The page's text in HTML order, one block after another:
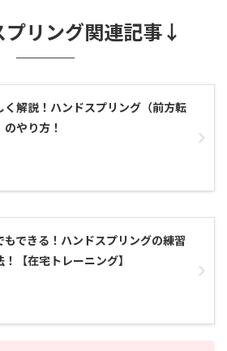
リング関連記事↓
く解説！ハンドスプリング（前方転
のやり方！
もできる！ハンドスプリングの練習
！【在宅トレーニング】